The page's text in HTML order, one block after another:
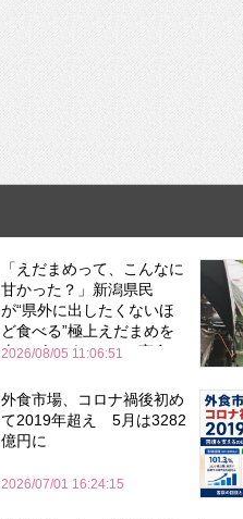
「えだまめって、こんなに
甘かった？」新潟県民
が“県外に出したくないほ
ど食べる”極上えだまめを
森のビアガーデンで実食
2026/08/05 11:06:51
外食市場、コロナ禍後初め
て2019年超え 5月は3282
億円に
2026/07/01 16:24:15